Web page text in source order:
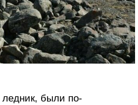
были по-